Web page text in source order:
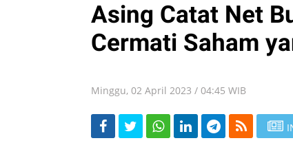
Asing Catat Net
Cermati Saham
Minggu, 02 April 2023 / 04:45 WIB